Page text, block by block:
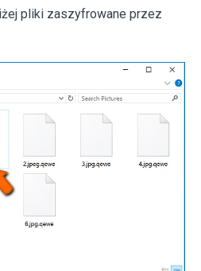
pliki zaszyfrowane przez